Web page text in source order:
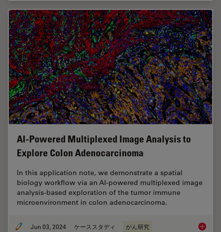
AI-Powered Multiplexed Image Analysis to
Explore Colon Adenocarcinoma
In this application note, we demonstrate a spatial
biology workflow via an AI-powered multiplexed image
analysis-based exploration of the tumor immune
microenvironment in colon adenocarcinoma.
Jun 03, 2024 ケーススタディ がん研究 AI-